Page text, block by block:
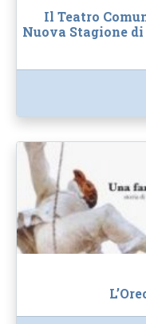
Il Teatro
Nuova Stagione